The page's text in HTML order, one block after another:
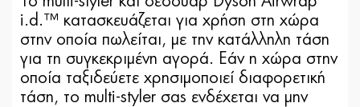
i.d.™ κατασκευάζεται για χρήση στη χώρα
στην οποία πωλείται, με την κατάλληλη τάση
για τη συγκεκριμένη αγορά. Εάν η χώρα στην
οποία ταξιδεύετε χρησιμοποιεί διαφορετική
τάση, το multi-styler σας ενδέχεται να μην